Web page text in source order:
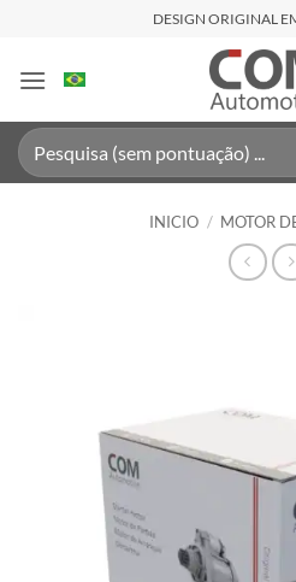
contenido
DESIGN ORIGINAL
Buscar
por:
INICIO / MOTOR